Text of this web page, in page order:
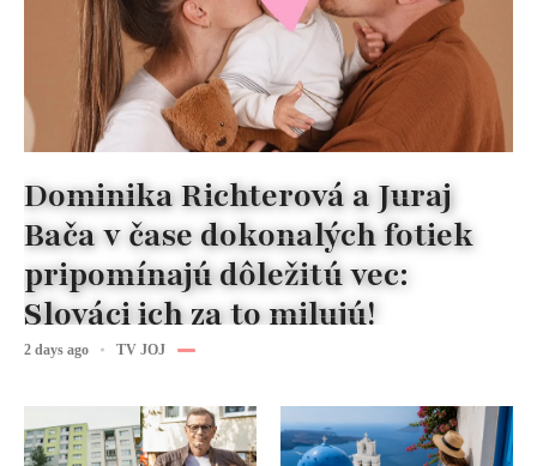
Dominika Richterová a Juraj
Bača v čase dokonalých fotiek
pripomínajú dôležitú vec:
Slováci ich za to milujú!
2 days ago TV JOJ